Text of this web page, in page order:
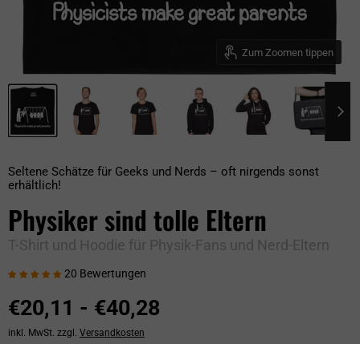
Zum Zoomen tippen
Seltene Schätze für Geeks und Nerds – oft nirgends sonst
erhältlich!
Physiker sind tolle Eltern
T-Shirt und Hoodie für Physik-Fans und Nerd-Eltern
20 Bewertungen
€20,11 - €40,28
inkl. MwSt. zzgl. Versandkosten